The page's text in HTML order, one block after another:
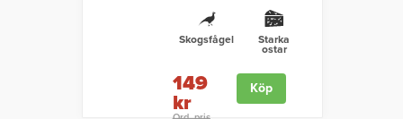
Skogsfågel Starka
ostar
149
kr
Köp